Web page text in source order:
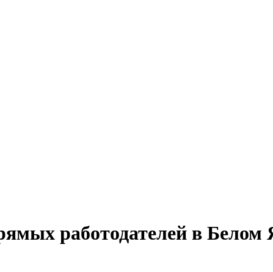
работодателей в Белом